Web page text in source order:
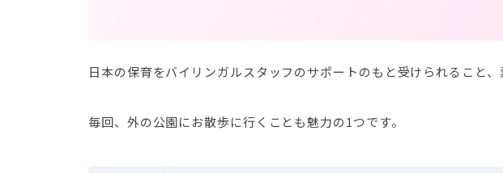
日本の保育をバイリンガルスタッフのサポートのもと受けられること
毎回、外の公園にお散歩に行くことも魅力の1つです。